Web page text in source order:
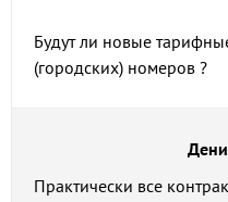
Будут ли новые
(городских) номеров ?
Практически все